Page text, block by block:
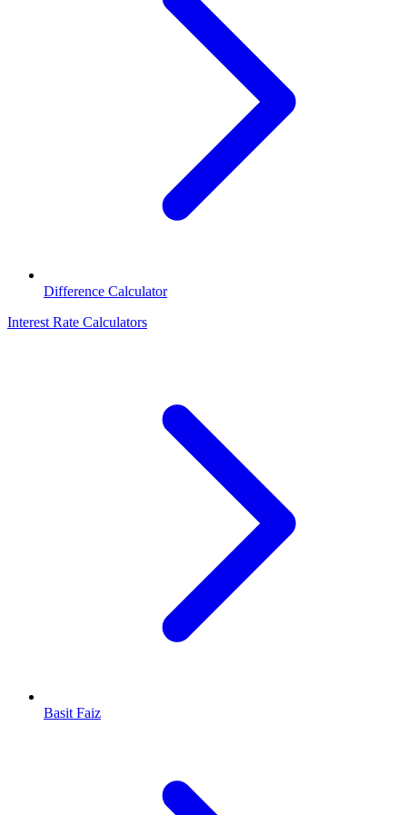
Difference Calculator
Interest Rate Calculators
Basit Faiz